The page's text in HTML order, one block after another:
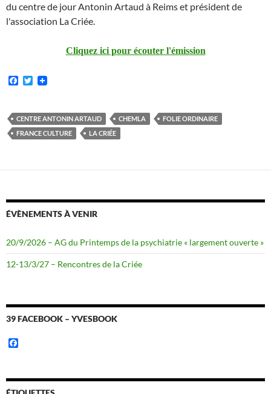
du centre de jour Antonin Artaud à Reims et président de
l'association La Criée.
Cliquez ici pour écouter l'émission
F
b
o
o
T
t
e
r
CENTRE ANTONIN ARTAUD CHEMLA
FOLIE ORDINAIRE
FRANCE CULTURE
LA CRIÉE
ÉVÈNEMENTS À VENIR
20/9/2026 – AG du Printemps de la psychiatrie « largement ouverte »
12-13/3/27 – Rencontres de la Criée
39 FACEBOOK – YVESBOOK
b
o